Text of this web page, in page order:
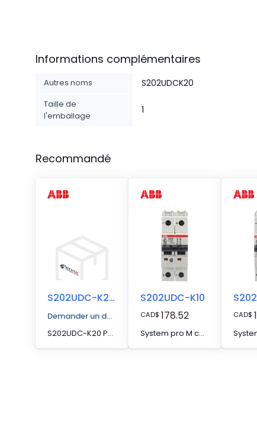
Informations complémentaires
Autres noms S202UDCK20
Taille de
l'emballage
1
Recommandé
S202UDC-K20-P
Demander un devis
S202UDC-K20 PRIMAX
S202UDC-K10
CAD$ 178.52
System pro M compact S200UDC current limiting miniature circuit breakers are specially designed for DC applications in the scope of UL489.They have two different tripping mechanisms, the delayed thermal tripping mechanism for overload protection and the electromechanic tripping mechanism for short circuit protection. They are available in different characteristics (K,Z), configurations (1P,2P) and rated currents (up to 63A).The Short-circuit current rating SCCR acc. UL489 is 14 kA. The S200UDC is suitable for DC voltages up to 125 VDC (2 pole). All MCBs of the product range S200UDC comply with UL489, allowing the use for commercial and industrial applications..
CAD$